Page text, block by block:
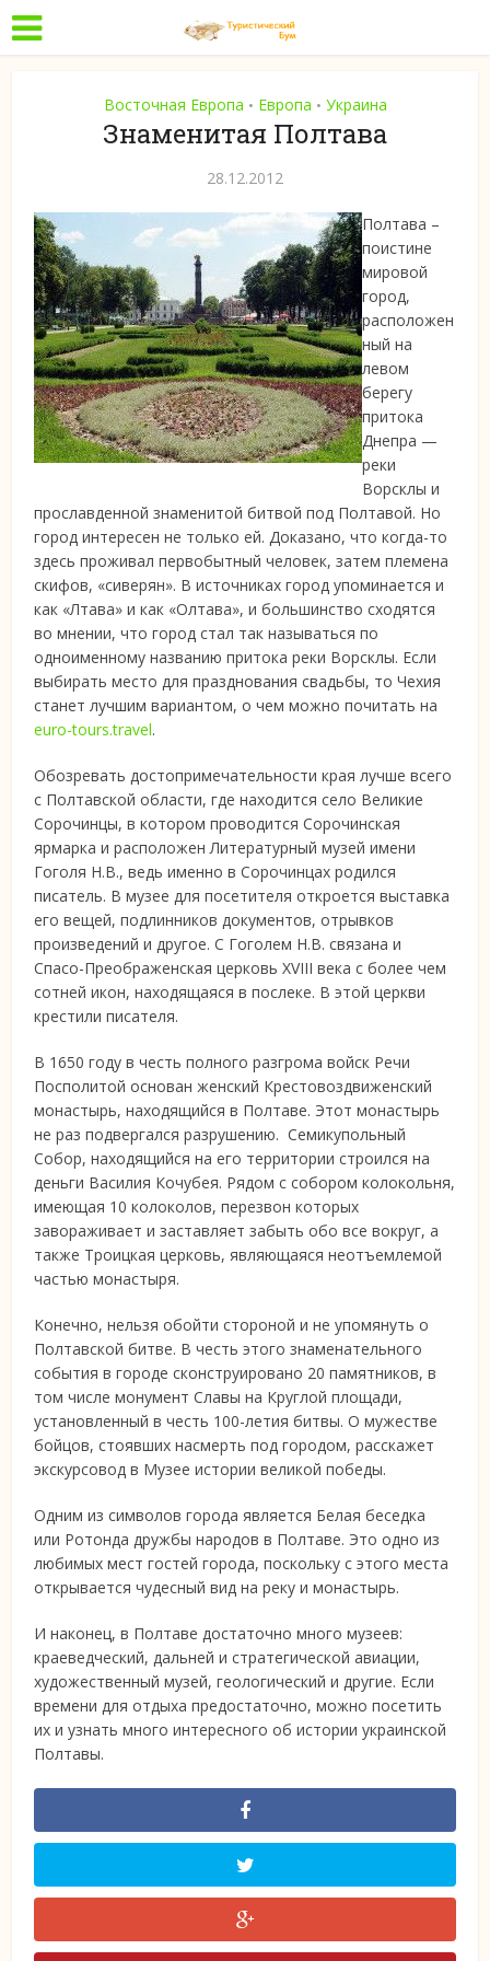
Восточная Европа • Европа • Украина
Знаменитая Полтава
28.12.2012
Полтава –
поистине
мировой
город,
расположен
ный на
левом
берегу
притока
Днепра —
реки
Ворсклы и
прославденной знаменитой битвой под Полтавой. Но
город интересен не только ей. Доказано, что когда-то
здесь проживал первобытный человек, затем племена
скифов, «сиверян». В источниках город упоминается и
как «Лтава» и как «Олтава», и большинство сходятся
во мнении, что город стал так называться по
одноименному названию притока реки Ворсклы. Если
выбирать место для празднования свадьбы, то Чехия
станет лучшим вариантом, о чем можно почитать на
euro-tours.travel.
Обозревать достопримечательности края лучше всего
с Полтавской области, где находится село Великие
Сорочинцы, в котором проводится Сорочинская
ярмарка и расположен Литературный музей имени
Гоголя Н.В., ведь именно в Сорочинцах родился
писатель. В музее для посетителя откроется выставка
его вещей, подлинников документов, отрывков
произведений и другое. С Гоголем Н.В. связана и
Спасо-Преображенская церковь XVIII века с более чем
сотней икон, находящаяся в послеке. В этой церкви
крестили писателя.
В 1650 году в честь полного разгрома войск Речи
Посполитой основан женский Крестовоздвиженский
монастырь, находящийся в Полтаве. Этот монастырь
не раз подвергался разрушению. Семикупольный
Собор, находящийся на его территории строился на
деньги Василия Кочубея. Рядом с собором колокольня,
имеющая 10 колоколов, перезвон которых
завораживает и заставляет забыть обо все вокруг, а
также Троицкая церковь, являющаяся неотъемлемой
частью монастыря.
Конечно, нельзя обойти стороной и не упомянуть о
Полтавской битве. В честь этого знаменательного
события в городе сконструировано 20 памятников, в
том числе монумент Славы на Круглой площади,
установленный в честь 100-летия битвы. О мужестве
бойцов, стоявших насмерть под городом, расскажет
экскурсовод в Музее истории великой победы.
Одним из символов города является Белая беседка
или Ротонда дружбы народов в Полтаве. Это одно из
любимых мест гостей города, поскольку с этого места
открывается чудесный вид на реку и монастырь.
И наконец, в Полтаве достаточно много музеев:
краеведческий, дальней и стратегической авиации,
художественный музей, геологический и другие. Если
времени для отдыха предостаточно, можно посетить
их и узнать много интересного об истории украинской
Полтавы.